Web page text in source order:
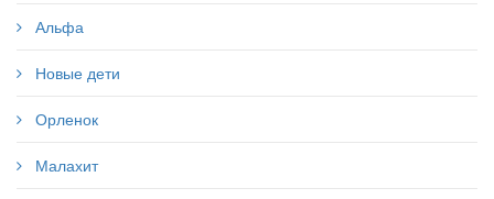
Альфа
Новые дети
Орленок
Малахит